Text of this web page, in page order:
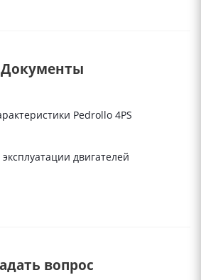
Документы
Pedrollo 4PS
двигателей
вопрос